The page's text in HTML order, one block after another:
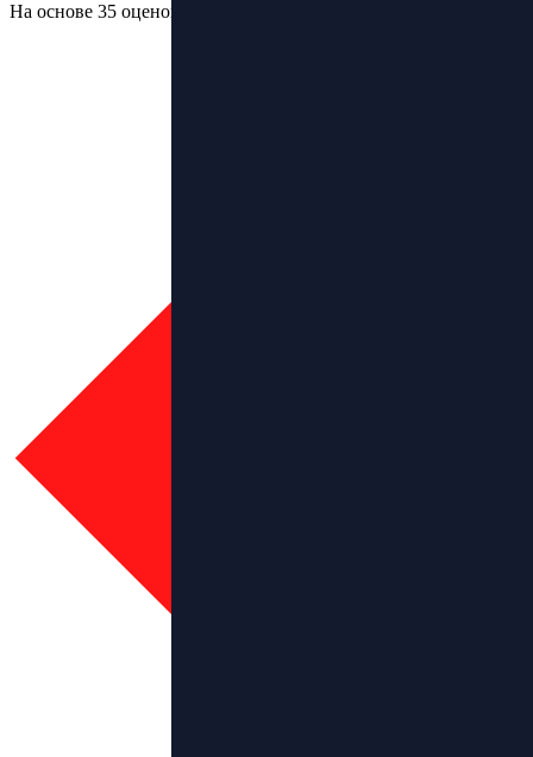
На основе 35 оценок